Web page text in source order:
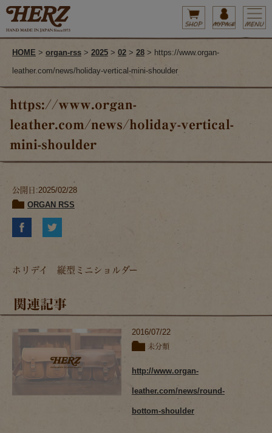
HOME > organ-rss > 2025 > 02 > 28 > https://www.organ-
leather.com/news/holiday-vertical-mini-shoulder
https://www.organ-
leather.com/news/holiday-vertical-
mini-shoulder
公開日:2025/02/28
ORGAN RSS
ホリデイ 縦型ミニショルダー
関連記事
2016/07/22
未分類
http://www.organ-
leather.com/news/round-
bottom-shoulder